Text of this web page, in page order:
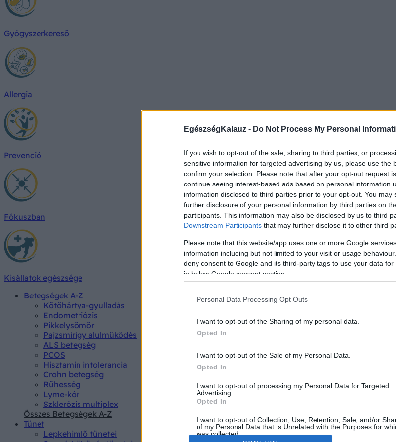
EgészségKalauz - Do Not Process My Personal
If you wish to opt-out of the sale, sharing to third parties, or
sensitive information for targeted advertising by us, please use the
confirm your selection. Please note that after your opt-out request
continue seeing interest-based ads based on personal information
information disclosed to third parties prior to your opt-out. You may
further disclosure of your personal information by third parties on
participants. This information may also be disclosed by us to third
Downstream Participants that may further disclose it to other third
Please note that this website/app uses one or more Google
information including but not limited to your visit or usage
deny consent to Google and its third-party tags to use your data
in below Google consent section.
Personal Data Processing Opt Outs
I want to opt-out of the Sharing of my personal data.
Opted In
I want to opt-out of the Sale of my Personal Data.
Opted In
I want to opt-out of processing my Personal Data for Targeted
Advertising.
Opted In
I want to opt-out of Collection, Use, Retention, Sale, and/or
of my Personal Data that Is Unrelated with the Purposes for
was collected.
Gyógyszerkereső
Allergia
Prevenció
Fókuszban
Kisállatok egészsége
Betegségek A-Z
Kötőhártya-gyulladás
Endometriózis
Pikkelysömör
Pajzsmirigy alulműködés
ALS betegség
PCOS
Hisztamin intolerancia
Crohn betegség
Rühesség
Lyme-kór
Szklerózis multiplex
Összes Betegségek A-Z
Tünet
Lepkehimlő tünetei